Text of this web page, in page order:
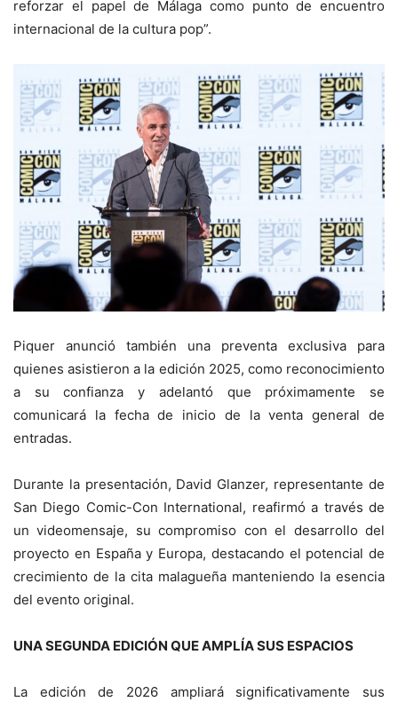
reforzar el papel de Málaga como punto de encuentro
internacional de la cultura pop”.
Piquer anunció también una preventa exclusiva para
quienes asistieron a la edición 2025, como reconocimiento
a su confianza y adelantó que próximamente se
comunicará la fecha de inicio de la venta general de
entradas.
Durante la presentación, David Glanzer, representante de
San Diego Comic-Con International, reafirmó a través de
un videomensaje, su compromiso con el desarrollo del
proyecto en España y Europa, destacando el potencial de
crecimiento de la cita malagueña manteniendo la esencia
del evento original.
UNA SEGUNDA EDICIÓN QUE AMPLÍA SUS ESPACIOS
La edición de 2026 ampliará significativamente sus